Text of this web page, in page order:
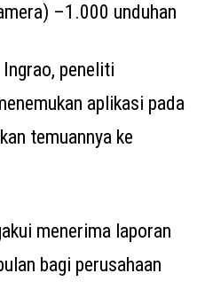
–1.000 unduhan
peneliti
aplikasi pada
temuannya ke
menerima laporan
bagi perusahaan